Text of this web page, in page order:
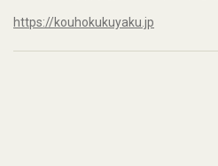
https://kouhokukuyaku.jp